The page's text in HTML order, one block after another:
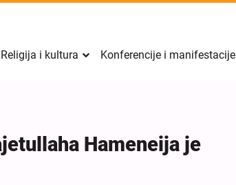
Religija i kultura Konferencije i manifestacije
Hameneija je